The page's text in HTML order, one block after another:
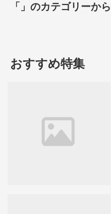
「」のカテゴリーか
おすすめ特集